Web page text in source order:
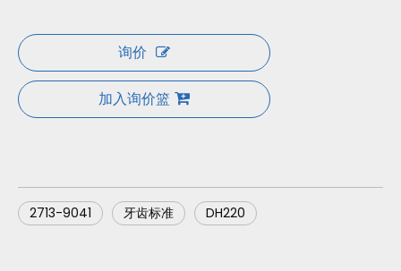
询价
加入询价篮
2713-9041 牙齿标准 DH220